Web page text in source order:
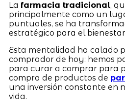
La farmacia tradicional,
principalmente como un
puntuales, se ha
estratégico para el
Esta mentalidad ha calado
comprador de hoy: hemos
para curar a comprar para
compra de productos de
una inversión constante en
vida.